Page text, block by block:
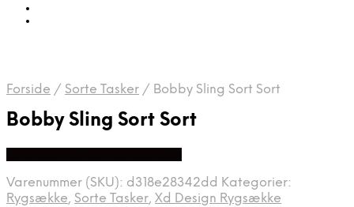
Forside / Sorte Tasker / Bobby Sling Sort Sort
Bobby Sling Sort Sort
Varenummer (SKU): d318e28342dd Kategorier:
Rygsække, Sorte Tasker, Xd Design Rygsække